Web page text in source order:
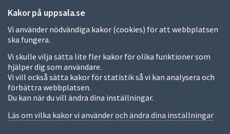
Kakor på uppsala.se
Vi använder nödvändiga kakor (cookies) för att webbplatsen
ska fungera.
Vi skulle vilja sätta lite fler kakor för olika funktioner som
hjälper dig som användare.
Vi vill också sätta kakor för statistik så vi kan analysera och
förbättra webbplatsen.
Du kan när du vill ändra dina inställningar.
Läs om vilka kakor vi använder och ändra dina inställningar
Om webbplatsen
Allmänna handlingar och diarium
Behandling av personuppgifter
Kakor
Språk (other languages)
Tillgänglighetsredogörelse